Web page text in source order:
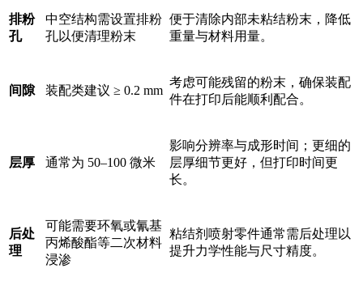
排粉
孔
中空结构需设置排粉
孔以便清理粉末
便于清除内部未粘结粉末，降低
重量与材料用量。
间隙 装配类建议 ≥ 0.2 mm
考虑可能残留的粉末，确保装配
件在打印后能顺利配合。
层厚 通常为 50–100 微米
影响分辨率与成形时间；更细的
层厚细节更好，但打印时间更
长。
后处
理
可能需要环氧或氰基
丙烯酸酯等二次材料
浸渗
粘结剂喷射零件通常需后处理以
提升力学性能与尺寸精度。